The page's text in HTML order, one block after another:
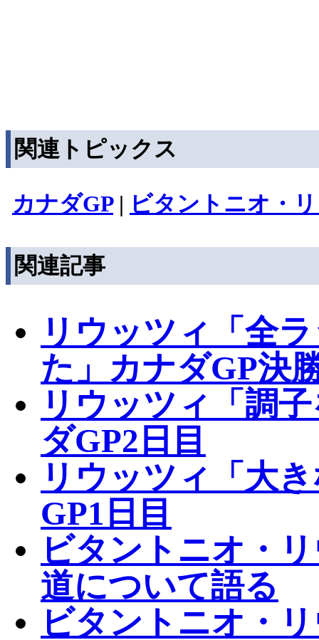
関連トピックス
カナダGP| ビタントニオ・
関連記事
リウッツィ「全
た」カナダGP決
リウッツィ「調
ダGP2日目
リウッツィ「大
GP1日目
ビタントニオ・
道について語る
ビタントニオ・